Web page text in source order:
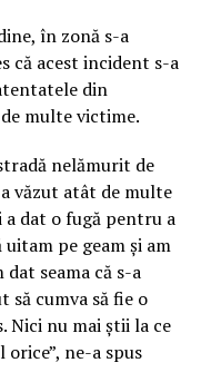
în zonă s-a
că acest incident s-a
din
multe victime.
nelămurit de
văzut atât de multe
dat o fugă pentru a
pe geam și am
seama că s-a
cumva să fie o
Nici nu mai știi la ce
ne-a spus